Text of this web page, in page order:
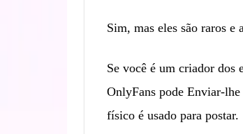
Sim, mas eles são raros e
Se você é um criador dos
OnlyFans pode Enviar-
físico é usado para postar.